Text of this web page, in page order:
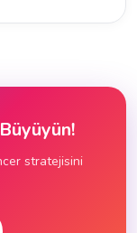
stratejisini